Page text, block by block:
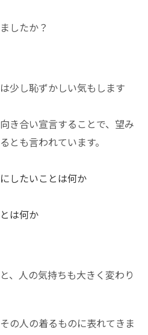
したか？
少し恥ずかしい気もします
き合い宣言することで、望み
とも言われています。
したいことは何か
は何か
、人の気持ちも大きく変わり
の人の着るものに表れてきま